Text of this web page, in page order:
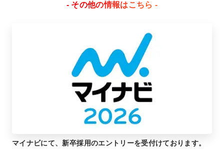
- その他の情報はこちら -
マイナビにて、新卒採用のエントリーを受付けております。